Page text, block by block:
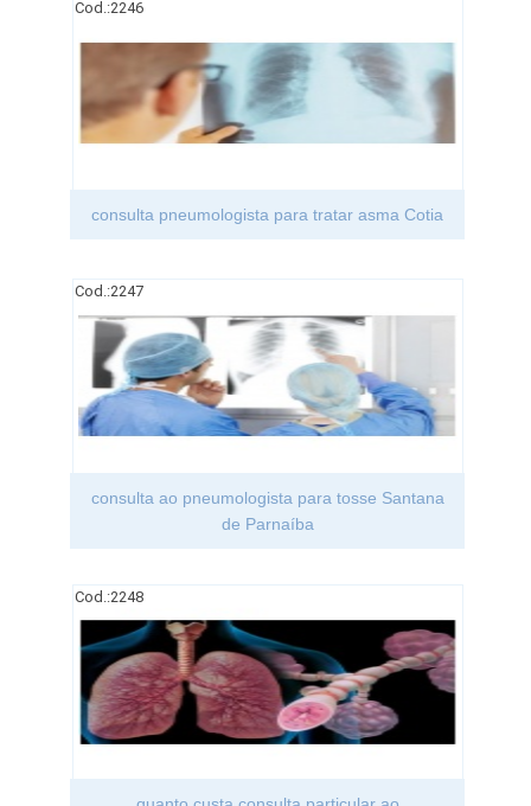
Cod.:2246
consulta pneumologista para tratar asma Cotia
Cod.:2247
consulta ao pneumologista para tosse Santana
de Parnaíba
Cod.:2248